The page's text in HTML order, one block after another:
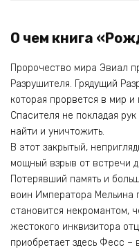
О чем книга
Пророчество мира Эвиал
Разрушителя. Грядущий
которая прорвется в мир и
Спасителя не покладая
найти и уничтожить.
В этот закрытый,
мощный взрыв от встречи
Потерявший память и
воин Императора Мельина
становится некромантом,
жестокого инквизитора
приобретает здесь Фесс –